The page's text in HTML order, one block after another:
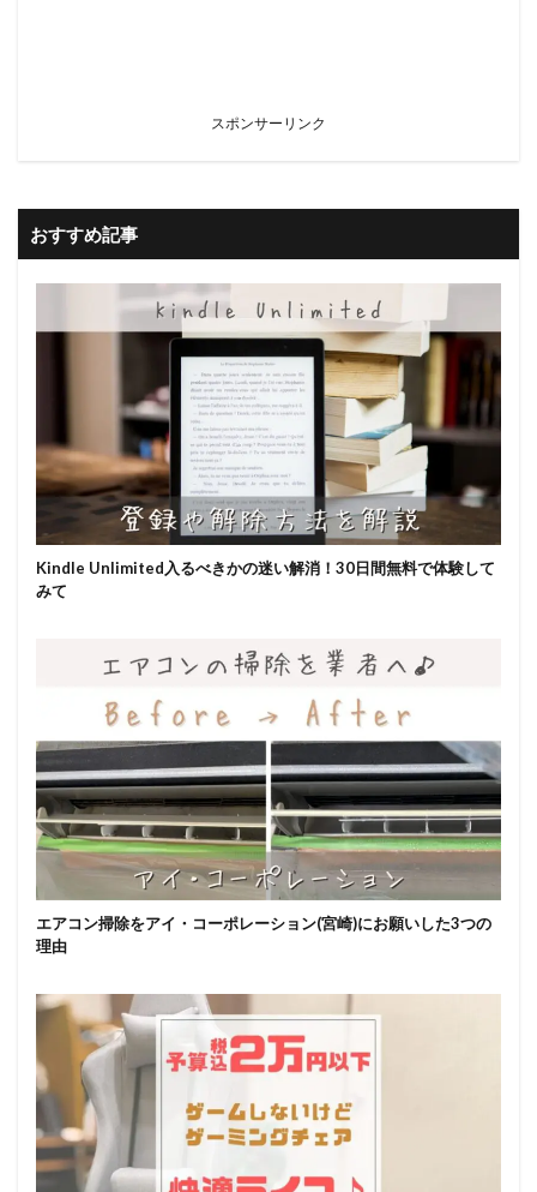
スポンサーリンク
おすすめ記事
Kindle Unlimited入るべきかの迷い解消！30日間無料で体験して
みて
エアコン掃除をアイ・コーポレーション(宮崎)にお願いした3つの
理由